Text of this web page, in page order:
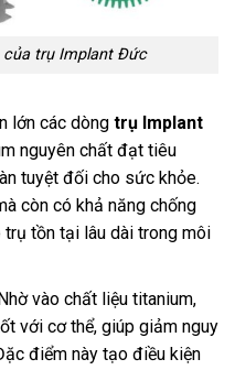
trụ Implant Đức
lớn các dòng trụ Implant
nguyên chất đạt tiêu
tuyệt đối cho sức khỏe.
còn có khả năng chống
trụ tồn tại lâu dài trong môi
vào chất liệu titanium,
với cơ thể, giúp giảm nguy
điểm này tạo điều kiện